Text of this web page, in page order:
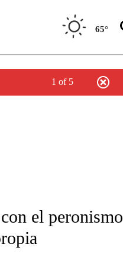
65°
1 of 5
ON "CNN-SPANISH".
el peronismo